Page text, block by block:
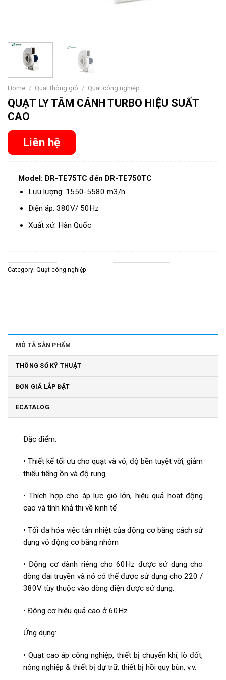
Home / Quạt thông gió / Quạt công nghiệp
QUẠT LY TÂM CÁNH TURBO HIỆU SUẤT
CAO
Liên hệ
Model: DR-TE75TC đến DR-TE750TC
Lưu lượng: 1550-5580 m3/h
Điện áp: 380V/ 50Hz
Xuất xứ: Hàn Quốc
Category: Quạt công nghiệp
MÔ TẢ SẢN PHẨM
THÔNG SỐ KỸ THUẬT
ĐƠN GIÁ LẮP ĐẶT
ECATALOG
Đặc điểm:
• Thiết kế tối ưu cho quạt và vỏ, độ bền tuyệt vời, giảm
thiểu tiếng ồn và độ rung
• Thích hợp cho áp lực gió lớn, hiệu quả hoạt động
cao và tính khả thi về kinh tế
• Tối đa hóa việc tản nhiệt của động cơ bằng cách sử
dụng vỏ động cơ bằng nhôm
• Động cơ dành riêng cho 60Hz được sử dụng cho
dòng đai truyền và nó có thể được sử dụng cho 220 /
380V tùy thuộc vào dòng điện được sử dụng.
• Động cơ hiệu quả cao ở 60Hz
Ứng dụng:
• Quạt cao áp công nghiệp, thiết bị chuyển khí, lò đốt,
nông nghiệp & thiết bị dự trữ, thiết bị hồi quy bùn, v.v.